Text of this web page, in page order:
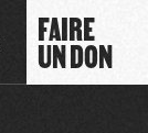
FAIRE
UN DON